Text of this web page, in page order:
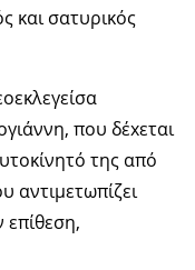
και σατυρικός
που δέxεται
της από
αντιμετωπίζει